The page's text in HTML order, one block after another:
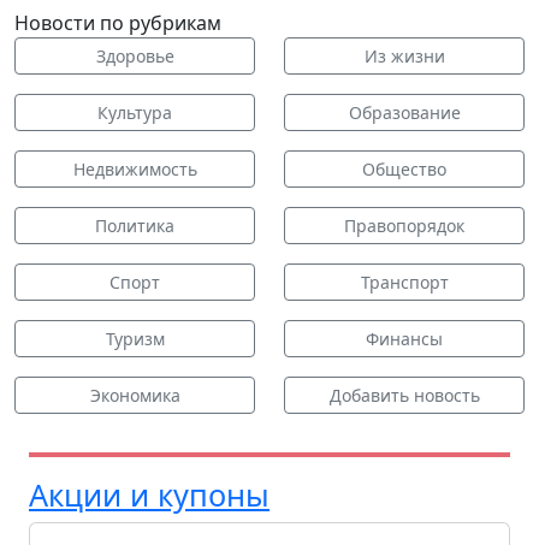
Новости по рубрикам
Здоровье Из жизни
Культура Образование
Недвижимость Общество
Политика Правопорядок
Спорт Транспорт
Туризм Финансы
Экономика Добавить новость
Акции и купоны